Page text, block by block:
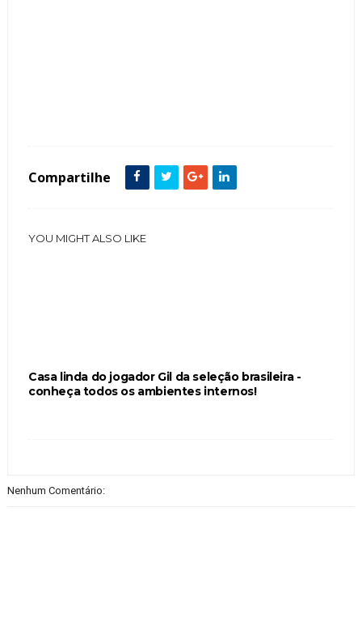
Compartilhe
YOU MIGHT ALSO LIKE
Casa linda do jogador Gil da seleção brasileira -
conheça todos os ambientes internos!
Nenhum Comentário: